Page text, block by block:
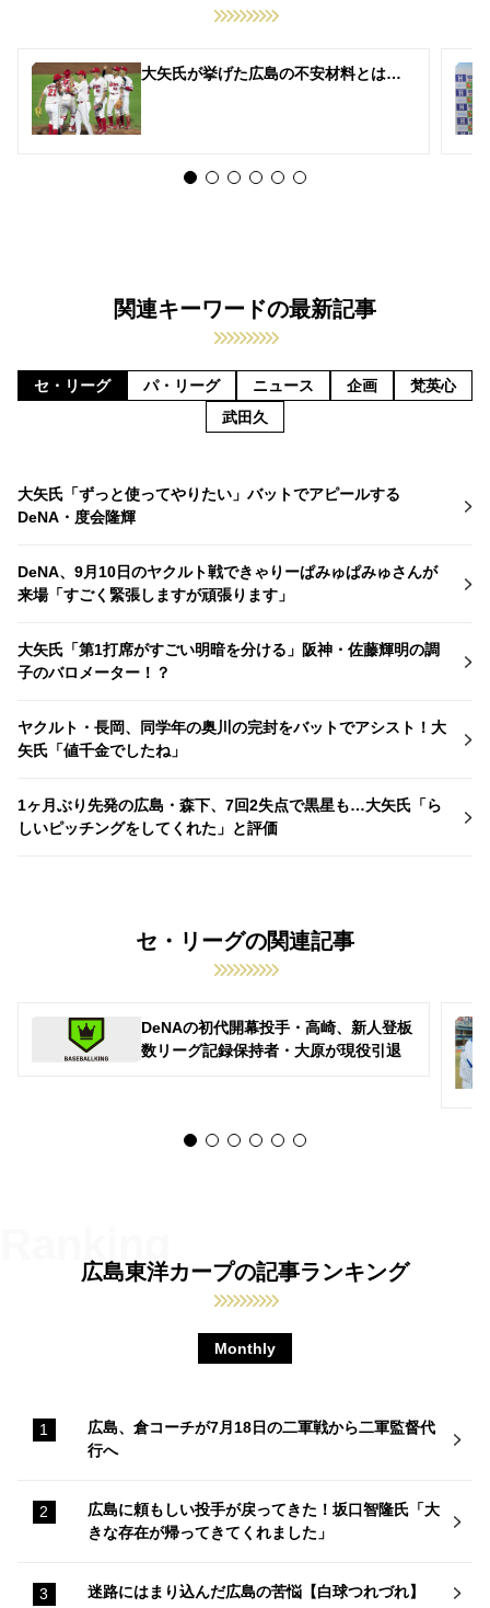
大矢氏が挙げた広島の不安材料とは…
関連キーワードの最新記事
セ・リーグ パ・リーグ ニュース 企画
梵英心
武田久
大矢氏「ずっと使ってやりたい」バットでアピールする
DeNA・度会隆輝
DeNA、9月10日のヤクルト戦できゃりーぱみゅぱみゅさんが
来場「すごく緊張しますが頑張ります」
大矢氏「第1打席がすごい明暗を分ける」阪神・佐藤輝明の調
子のバロメーター！？
ヤクルト・長岡、同学年の奥川の完封をバットでアシスト！大
矢氏「値千金でしたね」
1ヶ月ぶり先発の広島・森下、7回2失点で黒星も…大矢氏「ら
しいピッチングをしてくれた」と評価
セ・リーグの関連記事
DeNAの初代開幕投手・高崎、新人登板
数リーグ記録保持者・大原が現役引退
広島東洋カープの記事ランキング
Monthly
広島、倉コーチが7月18日の二軍戦から二軍監督代
行へ
広島に頼もしい投手が戻ってきた！坂口智隆氏「大
きな存在が帰ってきてくれました」
迷路にはまり込んだ広島の苦悩【白球つれづれ】